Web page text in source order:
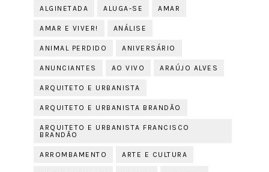
ALGINETADA ALUGA-SE AMAR
AMAR E VIVER! ANÁLISE
ANIMAL PERDIDO ANIVERSÁRIO
ANUNCIANTES AO VIVO ARAÚJO ALVES
ARQUITETO E URBANISTA
ARQUITETO E URBANISTA BRANDÃO
ARQUITETO E URBANISTA FRANCISCO
BRANDÃO
ARROMBAMENTO ARTE E CULTURA